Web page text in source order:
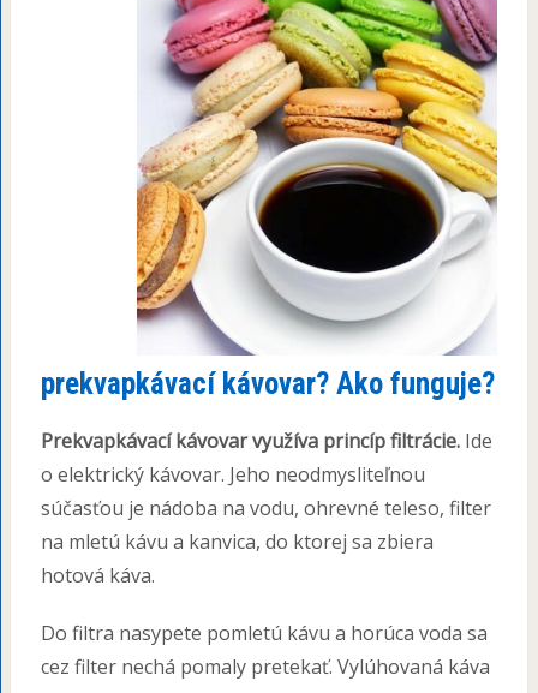
prekvapkávací kávovar? Ako funguje?
Prekvapkávací kávovar využíva princíp filtrácie.Ide
o elektrický kávovar. Jeho neodmysliteľnou
súčasťou je nádoba na vodu, ohrevné teleso, filter
na mletú kávu a kanvica, do ktorej sa zbiera
hotová káva.
Do filtra nasypete pomletú kávu a horúca voda sa
cez filter nechá pomaly pretekať. Vylúhovaná káva